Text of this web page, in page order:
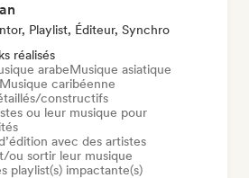
Playlist, Éditeur, Synchro
réalisés
arabeMusique asiatique
Musique caribéenne
constructifs
ou leur musique pour
avec des artistes
ou sortir leur musique
playlist(s) impactante(s)